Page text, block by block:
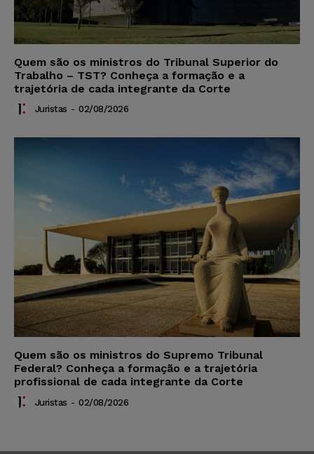
Quem são os ministros do Tribunal Superior do
Trabalho – TST? Conheça a formação e a
trajetória de cada integrante da Corte
Juristas - 02/08/2026
Quem são os ministros do Supremo Tribunal
Federal? Conheça a formação e a trajetória
profissional de cada integrante da Corte
Juristas - 02/08/2026